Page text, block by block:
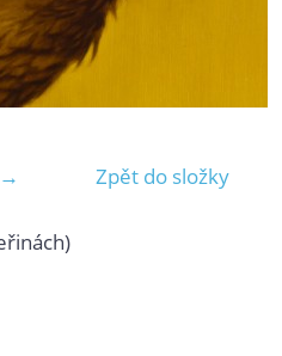
Zpět do složky